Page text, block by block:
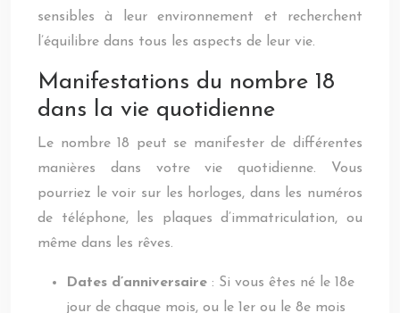
sensibles à leur environnement et recherchent
l’équilibre dans tous les aspects de leur vie.
Manifestations du nombre 18
dans la vie quotidienne
Le nombre 18 peut se manifester de différentes
manières dans votre vie quotidienne. Vous
pourriez le voir sur les horloges, dans les numéros
de téléphone, les plaques d’immatriculation, ou
même dans les rêves.
Dates d’anniversaire : Si vous êtes né le 18e
jour de chaque mois, ou le 1er ou le 8e mois